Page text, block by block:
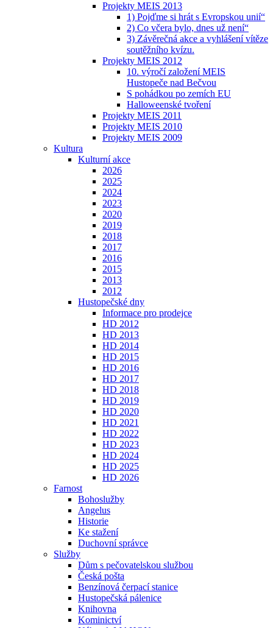
Projekty MEIS 2013
1) Pojďme si hrát s Evropskou unií“
2) Co včera bylo, dnes už není“
3) Závěrečná akce a vyhlášení vítěze
soutěžního kvízu.
Projekty MEIS 2012
10. výročí založení MEIS
Hustopeče nad Bečvou
S pohádkou po zemích EU
Halloweenské tvoření
Projekty MEIS 2011
Projekty MEIS 2010
Projekty MEIS 2009
Kultura
Kulturní akce
2026
2025
2024
2023
2020
2019
2018
2017
2016
2015
2013
2012
Hustopečské dny
Informace pro prodejce
HD 2012
HD 2013
HD 2014
HD 2015
HD 2016
HD 2017
HD 2018
HD 2019
HD 2020
HD 2021
HD 2022
HD 2023
HD 2024
HD 2025
HD 2026
Farnost
Bohoslužby
Angelus
Historie
Ke stažení
Duchovní správce
Služby
Dům s pečovatelskou službou
Česká pošta
Benzínová čerpací stanice
Hustopečská pálenice
Knihovna
Kominictví